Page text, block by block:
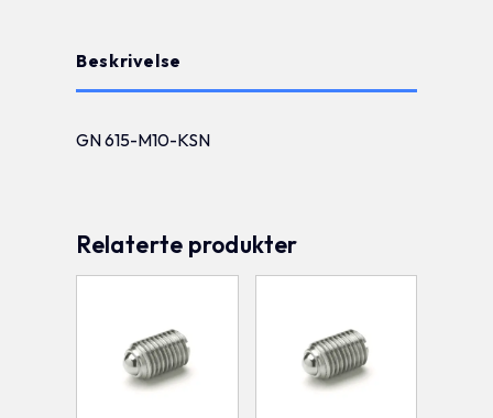
Beskrivelse
GN 615-M10-KSN
Relaterte produkter